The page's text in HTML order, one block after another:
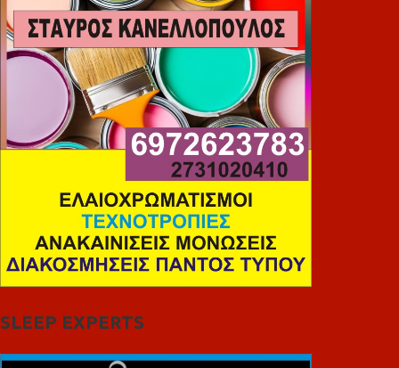
SLEEP EXPERTS